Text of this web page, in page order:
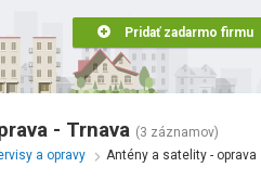
Pridať zadarmo firmu
- Trnava (3 záznamov)
a opravy Antény a satelity - oprava